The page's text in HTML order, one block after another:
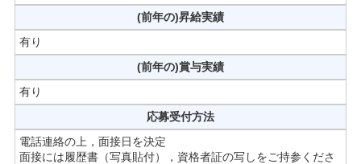
(前年の)昇給実績
有り
(前年の)賞与実績
有り
応募受付方法
電話連絡の上，面接日を決定
面接には履歴書（写真貼付），資格者証の写しをご持参くださ